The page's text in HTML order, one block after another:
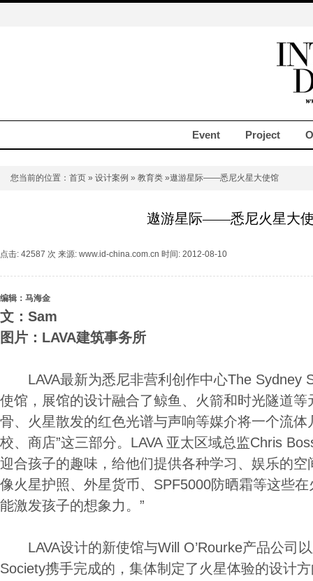
Event Project
您当前的位置： 首页 » 设计案例 » 教育类 »遨游星际——悉尼火星大使馆
遨游星际——悉尼火星大
点击: 42587 次 来源: www.id-china.com.cn 时间: 2012-08-10
编辑：马海金
文：Sam
图片：LAVA建筑事务所
LAVA最新为悉尼非营利创作中心The Sydney
使馆，展馆的设计融合了鲸鱼、火箭和时光隧道
骨、火星散发的红色光谱与声响等媒介将一个流体
校、商店”这三部分。LAVA 亚太区域总监Chris
迎合孩子的趣味，给他们提供各种学习、娱乐的
像火星护照、外星货币、SPF5000防晒霜等这些
能激发孩子的想象力。”
LAVA设计的新使馆与Will O’Rourke产品公司
Society携手完成的，集体制定了火星体验的设计